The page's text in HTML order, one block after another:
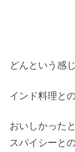
どんという感
インド料理と
おいしかった
スパイシーと